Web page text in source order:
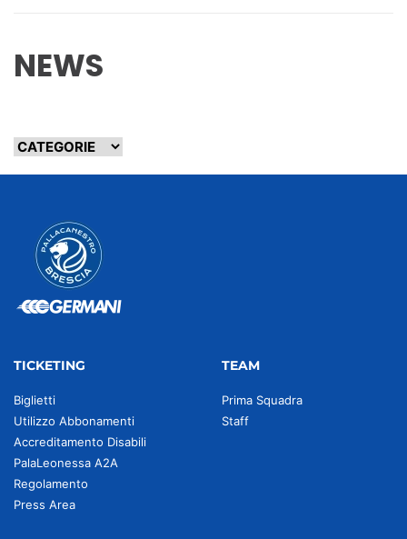
NEWS
TICKETING
Biglietti
Utilizzo Abbonamenti
Accreditamento Disabili
PalaLeonessa A2A
Regolamento
Press Area
TEAM
Prima Squadra
Staff